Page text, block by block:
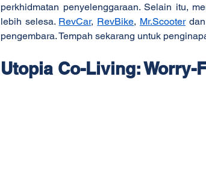
perkhidmatan penyelenggaraan. Selain itu,
lebih selesa. RevCar, RevBike, Mr.Scooter
pengembara. Tempah sekarang untuk
Utopia Co-Living: Worry-